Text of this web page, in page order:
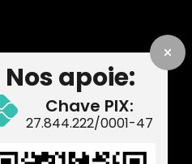
Nos apoie:
Chave PIX:
27.844.222/0001-47